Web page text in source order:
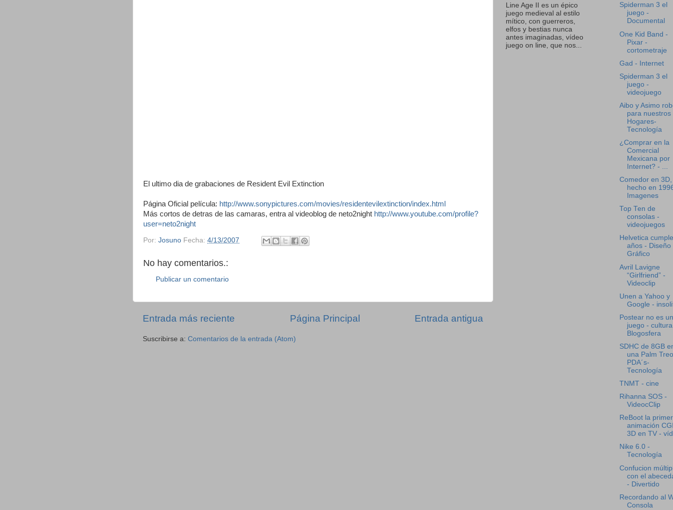
El ultimo dia de grabaciones de Resident Evil Extinction
Página Oficial película: http://www.sonypictures.com/movies/residentevilextinction/index.html
Más cortos de detras de las camaras, entra al videoblog de neto2night http://www.youtube.com/profile?
user=neto2night
Por: Josuno Fecha: 4/13/2007
No hay comentarios.:
Publicar un comentario
Entrada más reciente Entrada antigua
Página Principal
Suscribirse a: Comentarios de la entrada (Atom)
Line Age II es un épico
juego medieval al estilo
mítico, con guerreros,
elfos y bestias nunca
antes imaginadas, vídeo
juego on line, que nos...
Spiderman 3 el
juego -
Documental
One Kid Band -
Pixar -
cortometraje
Gad - Internet
Spiderman 3 el
juego -
videojuego
Aibo y Asimo
para nuestros
Hogares-
Tecnología
¿Comprar en la
Comercial
Mexicana por
Internet? - ...
Comedor en 3D,
hecho en
Imagenes
Top Ten de
consolas -
videojuegos
Helvetica
años - Diseño
Gráfico
Avril Lavigne
“Girlfriend” -
Videoclip
Unen a Yahoo y
Google -
Postear no es un
juego - cultura
Blogosfera
SDHC de 8GB
una Palm
PDA´s-
Tecnología
TNMT - cine
Rihanna SOS -
VideocClip
ReBoot la
animación
3D en TV -
Nike 6.0 -
Tecnología
Confucion
con el
- Divertido
Recordando al
Consola